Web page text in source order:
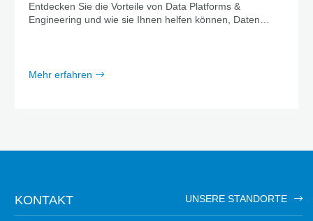
Entdecken Sie die Vorteile von Data Platforms &
Engineering und wie sie Ihnen helfen können, Daten
Mehr erfahren
KONTAKT UNSERE STANDORTE